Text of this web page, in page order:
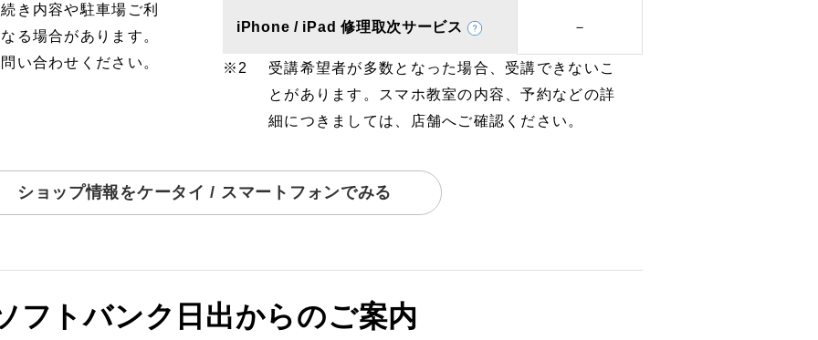
き内容や駐車場ご利
る場合があります。
い合わせください。
iPhone / iPad 修理取次サービス －
受講希望者が多数となった場合、受講できないこ
とがあります。スマホ教室の内容、予約などの詳
細につきましては、店舗へご確認ください。
ショップ情報をケータイ / スマートフォンでみる
フトバンク日出からのご案内